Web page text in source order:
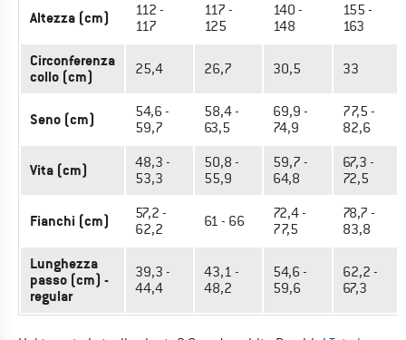
Altezza (cm)
112 -
117
117 -
125
140 -
148
155 -
163
Circonferenza
collo (cm)
25,4 26,7 30,5 33
Seno (cm)
54,6 -
59,7
58,4 -
63,5
69,9 -
74,9
77,5 -
82,6
Vita (cm)
48,3 -
53,3
50,8 -
55,9
59,7 -
64,8
67,3 -
72,5
Fianchi (cm)
57,2 -
62,2
61 - 66
72,4 -
77,5
78,7 -
83,8
Lunghezza
passo (cm) -
regular
39,3 -
44,4
43,1 -
48,2
54,6 -
59,6
62,2 -
67,3